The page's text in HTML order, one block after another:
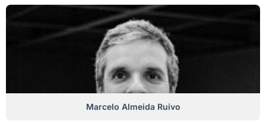
Marcelo Almeida Ruivo